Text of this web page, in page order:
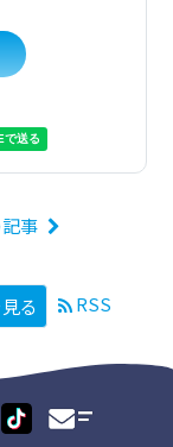
事
る RSS